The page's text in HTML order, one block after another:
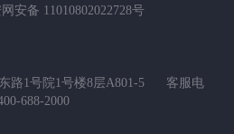
安备 11010802022728号
路1号院1号楼8层A801-5
客服电
688-2000